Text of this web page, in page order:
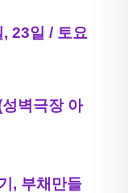
23일 / 토요
벽극장 아
, 부채만들